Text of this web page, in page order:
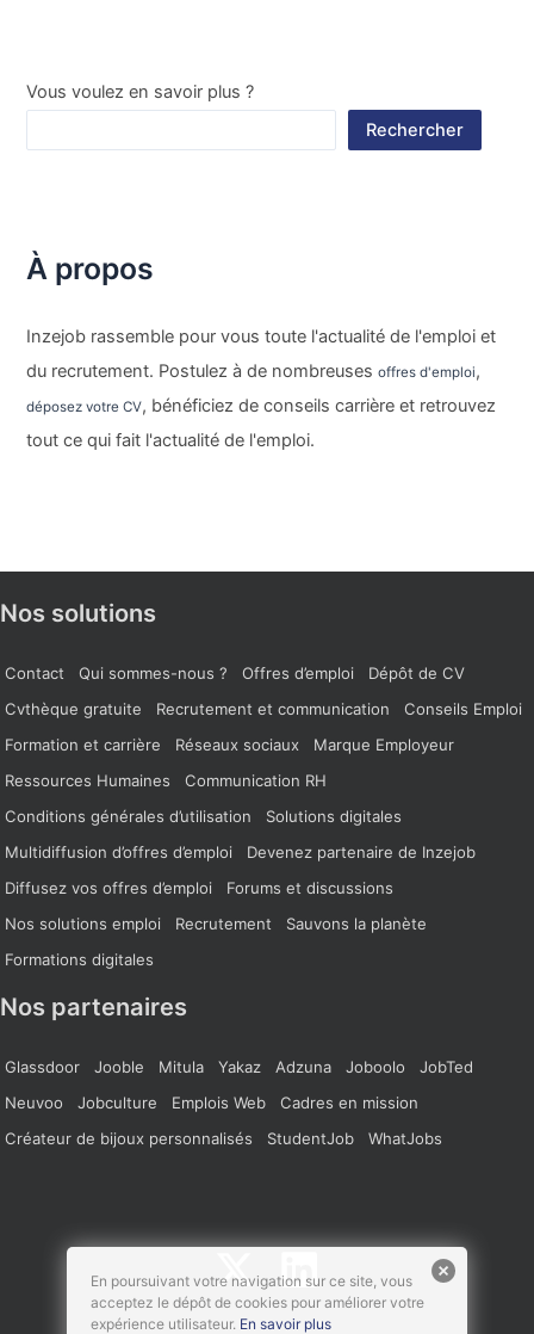
Vous voulez en savoir plus ?
Rechercher
À propos
Inzejob rassemble pour vous toute l'actualité de l'emploi et
du recrutement. Postulez à de nombreusesoffres d'emploi,
déposez votre CV, bénéficiez de conseils carrière et retrouvez
tout ce qui fait l'actualité de l'emploi.
Nos solutions
Contact Qui sommes-nous ? Offres d’emploi
Dépôt de CV
Cvthèque gratuite
Recrutement et communication
Conseils Emploi
Formation et carrière
Réseaux sociaux
Marque Employeur
Ressources Humaines
Communication RH
Conditions générales d’utilisation
Solutions digitales
Multidiffusion d’offres d’emploi
Devenez partenaire de Inzejob
Diffusez vos offres d’emploi
Forums et discussions
Nos solutions emploi
Recrutement
Sauvons la planète
Formations digitales
Nos partenaires
Glassdoor Jooble Mitula Yakaz Adzuna Joboolo
JobTed
Neuvoo
Jobculture Emplois Web
Cadres en mission
Créateur de bijoux personnalisés
StudentJob WhatJobs
En poursuivant votre navigation sur ce site, vous
acceptez le dépôt de cookies pour améliorer votre
expérience utilisateur. En savoir plus